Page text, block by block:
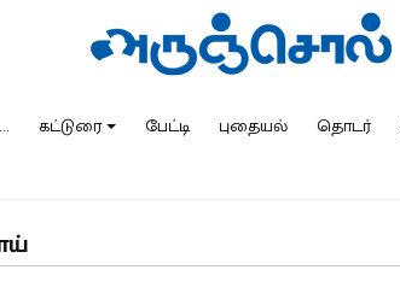
கட்டுரை பேட்டி புதையல் தொடர்